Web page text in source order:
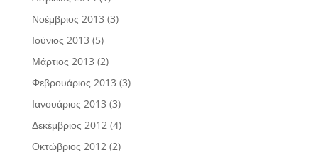
Νοέμβριος 2013 (3)
Ιούνιος 2013 (5)
Μάρτιος 2013 (2)
Φεβρουάριος 2013 (3)
Ιανουάριος 2013 (3)
Δεκέμβριος 2012(4)
Οκτώβριος 2012(2)